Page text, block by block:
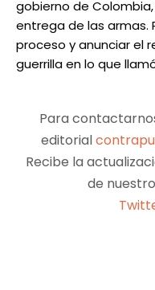
gobierno de Colombia,
entrega de las armas.
proceso y anunciar el
guerrilla en lo que
Para
editorial
Recibe la
de nuestro